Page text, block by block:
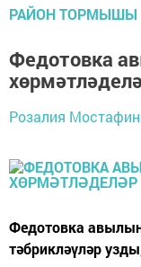
РАЙОН ТОРМЫШЫ
Федотовка
Розалия
Федотовка
тәбрикләүләр